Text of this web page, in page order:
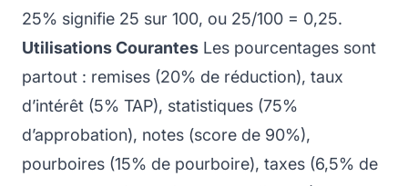
25% signifie 25 sur 100, ou 25/100 = 0,25.
Utilisations Courantes Les pourcentages sont
partout : remises (20% de réduction), taux
d’intérêt (5% TAP), statistiques (75%
d’approbation), notes (score de 90%),
pourboires (15% de pourboire), taxes (6,5% de